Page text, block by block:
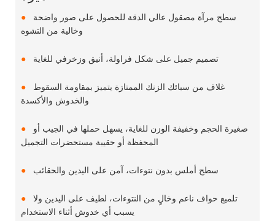
●
سطح مرآة مصقول عالي الدقة للحصول على صور واضحة
وخالية من التشوه
● تصميم جميل على شكل فراولة، أنيق وزخرفي للغاية
●
غلاف من سبائك الزنك الممتازة يتميز بمقاومة السقوط
والخدوش والأكسدة
●
المحفظة أو حقيبة مستحضرات التجميل
● سطح أملس بدون نتوءات، آمن على اليدين والحقائب
●
يسبب أي خدوش أثناء الاستخدام